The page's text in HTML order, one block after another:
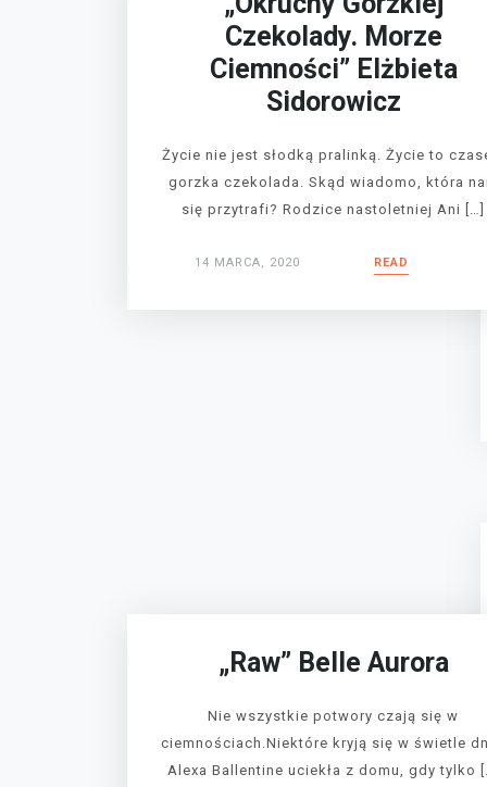
Czekolady. Morze
Ciemności” Elżbieta
Sidorowicz
Życie nie jest słodką pralinką. Życie to
gorzka czekolada. Skąd wiadomo, która
się przytrafi? Rodzice nastoletniej Ani […]
14 MARCA, 2020 READ
„Raw” Belle Aurora
Nie wszystkie potwory czają się w
ciemnościach.Niektóre kryją się w świetle
Alexa Ballentine uciekła z domu, gdy tylko